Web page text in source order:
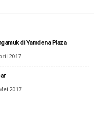
di Yamdena Plaza
2017
2017